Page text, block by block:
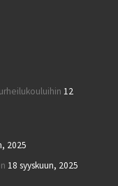
12
2025
18 syyskuun, 2025